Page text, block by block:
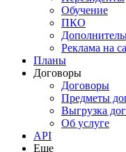
Обучение
ПКО
Реклама на
Планы
Договоры
Договоры
Предметы
Выгрузка
Об услуге
API
Еще